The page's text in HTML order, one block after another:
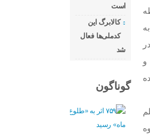
و
است
کالابرگ این
کدملی‌ها فعال
شد
گوناگون